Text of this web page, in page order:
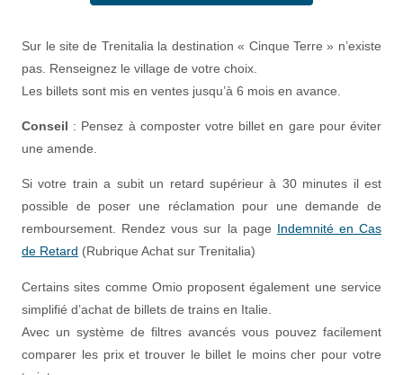
Sur le site de Trenitalia la destination « Cinque Terre » n’existe
pas. Renseignez le village de votre choix.
Les billets sont mis en ventes jusqu’à 6 mois en avance.
Conseil : Pensez à composter votre billet en gare pour éviter
une amende.
Si votre train a subit un retard supérieur à 30 minutes il est
possible de poser une réclamation pour une demande de
remboursement. Rendez vous sur la page Indemnité en Cas
de Retard (Rubrique Achat sur Trenitalia)
Certains sites comme Omio proposent également une service
simplifié d’achat de billets de trains en Italie.
Avec un système de filtres avancés vous pouvez facilement
comparer les prix et trouver le billet le moins cher pour votre